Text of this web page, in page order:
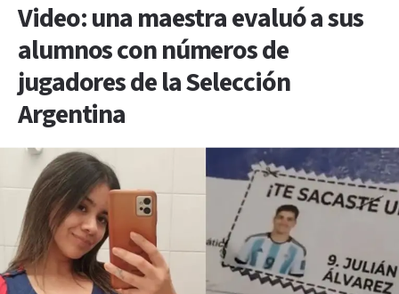
Video: una maestra evaluó a sus
alumnos con números de
jugadores de la Selección
Argentina